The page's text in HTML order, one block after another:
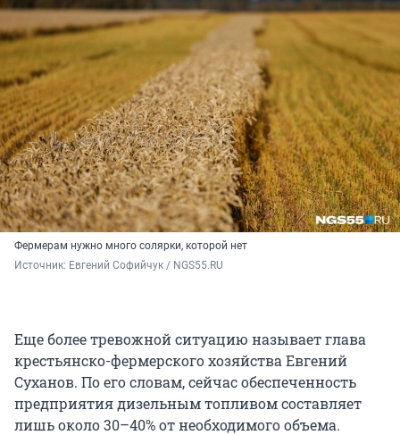
Фермерам нужно много солярки, которой нет
Источник: Евгений Софийчук / NGS55.RU
Еще более тревожной ситуацию называет глава
крестьянско-фермерского хозяйства Евгений
Суханов. По его словам, сейчас обеспеченность
предприятия дизельным топливом составляет
лишь около 30–40% от необходимого объема.